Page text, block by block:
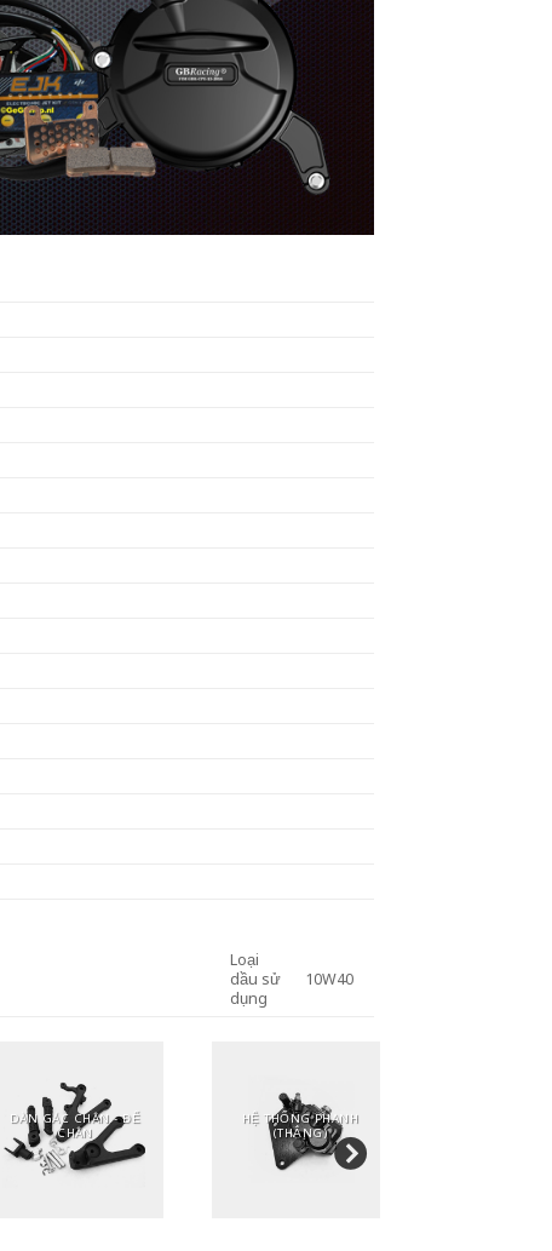
Loại
dầu sử
dụng
10W40
DÀN GÁC CHÂN - ĐỂ
CHÂN
HỆ THỐNG PHANH
(THẮNG)